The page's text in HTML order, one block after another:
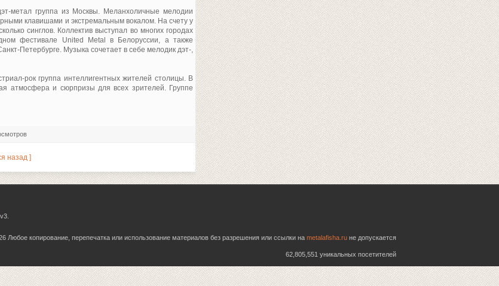
метал группа из Москвы. Меланхоличные мелодии
клавишами и экстремальным вокалом. На счету у
синглов. Коллектив выступал во многих городах
фестивале United Metal в Белоруссии, а также
Петербурге. Музыка сочетает в себе мелодик дэт-,
рок группа интеллигентных жителей столицы. В
атмосфера и сюрпризы для всех зрителей. Группе
назад ]
v3.
Любое копирование, перепечатка или использование материалов без разрешения или ссылки на metalafisha.ru не допускается
62,805,551 уникальных посетителей